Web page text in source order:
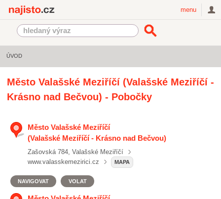
menu
ÚVOD
Město Valašské Meziříčí (Valašské Meziříčí -
Krásno nad Bečvou) - Pobočky
Město Valašské Meziříčí
(Valašské Meziříčí - Krásno nad Bečvou)
Zašovská 784, Valašské Meziříčí
www.valasskemezirici.cz
MAPA
NAVIGOVAT VOLAT